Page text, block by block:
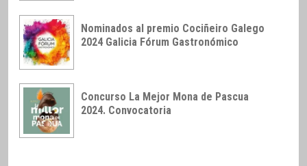
Nominados al premio Cociñeiro Galego
2024 Galicia Fórum Gastronómico
Concurso La Mejor Mona de Pascua
2024. Convocatoria